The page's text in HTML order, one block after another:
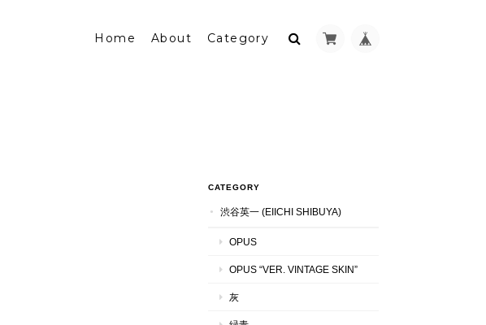
Home About Category
CATEGORY
渋谷英一 (EIICHI SHIBUYA)
OPUS
OPUS “VER. VINTAGE SKIN”
灰